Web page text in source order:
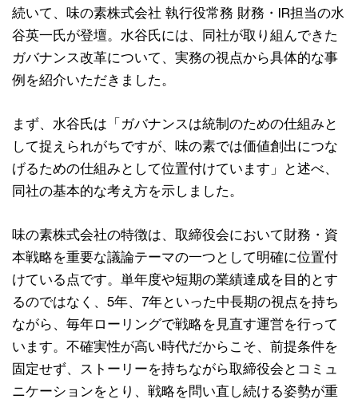
続いて、味の素株式会社 執行役常務 財務・IR担当の水
谷英一氏が登壇。水谷氏には、同社が取り組んできた
ガバナンス改革について、実務の視点から具体的な事
例を紹介いただきました。
まず、水谷氏は「ガバナンスは統制のための仕組みと
して捉えられがちですが、味の素では価値創出につな
げるための仕組みとして位置付けています」と述べ、
同社の基本的な考え方を示しました。
味の素株式会社の特徴は、取締役会において財務・資
本戦略を重要な議論テーマの一つとして明確に位置付
けている点です。単年度や短期の業績達成を目的とす
るのではなく、5年、7年といった中長期の視点を持ち
ながら、毎年ローリングで戦略を見直す運営を行って
います。不確実性が高い時代だからこそ、前提条件を
固定せず、ストーリーを持ちながら取締役会とコミュ
ニケーションをとり、戦略を問い直し続ける姿勢が重